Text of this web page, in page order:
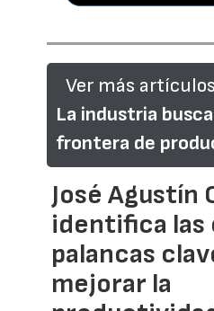
Ver más
La industria
frontera de
José Agustín
identifica las
palancas
mejorar la